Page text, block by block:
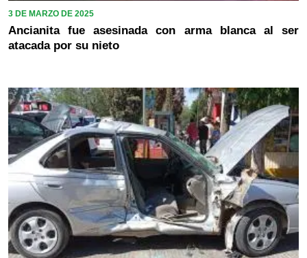
3 DE MARZO DE 2025
Ancianita fue asesinada con arma blanca al ser
atacada por su nieto